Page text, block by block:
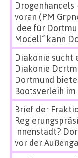
Drogenhandels
voran (PM
Idee für
Modell“ kann
Diakonie sucht
Diakonie
Dortmund
Bootsverleih
Brief der
Innenstadt?
vor der